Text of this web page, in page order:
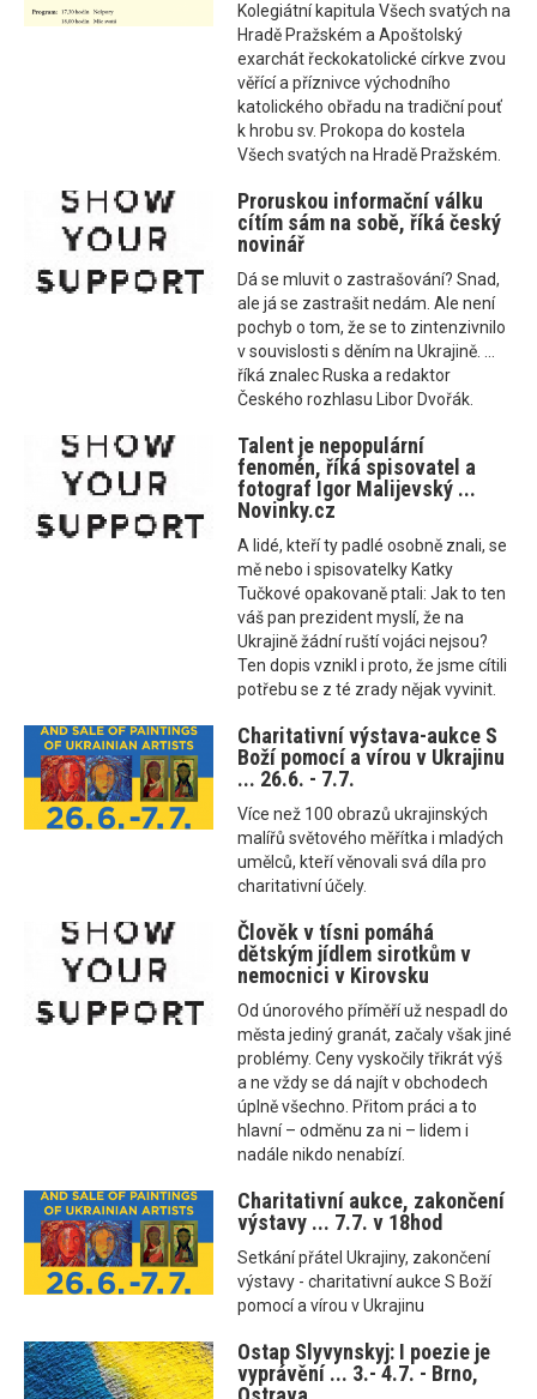
Kolegiátní kapitula Všech svatých na
Hradě Pražském a Apoštolský
exarchát řeckokatolické církve zvou
věřící a příznivce východního
katolického obřadu na tradiční pouť
k hrobu sv. Prokopa do kostela
Všech svatých na Hradě Pražském.
Proruskou informační válku
cítím sám na sobě, říká český
novinář
Dá se mluvit o zastrašování? Snad,
ale já se zastrašit nedám. Ale není
pochyb o tom, že se to zintenzivnilo
v souvislosti s děním na Ukrajině. ...
říká znalec Ruska a redaktor
Českého rozhlasu Libor Dvořák.
Talent je nepopulární
fenomén, říká spisovatel a
fotograf Igor Malijevský ...
Novinky.cz
A lidé, kteří ty padlé osobně znali, se
mě nebo i spisovatelky Katky
Tučkové opakovaně ptali: Jak to ten
váš pan prezident myslí, že na
Ukrajině žádní ruští vojáci nejsou?
Ten dopis vznikl i proto, že jsme cítili
potřebu se z té zrady nějak vyvinit.
Charitativní výstava-aukce S
Boží pomocí a vírou v Ukrajinu
... 26.6. - 7.7.
Více než 100 obrazů ukrajinských
malířů světového měřítka i mladých
umělců, kteří věnovali svá díla pro
charitativní účely.
Člověk v tísni pomáhá
dětským jídlem sirotkům v
nemocnici v Kirovsku
Od únorového příměří už nespadl do
města jediný granát, začaly však jiné
problémy. Ceny vyskočily třikrát výš
a ne vždy se dá najít v obchodech
úplně všechno. Přitom práci a to
hlavní – odměnu za ni – lidem i
nadále nikdo nenabízí.
Charitativní aukce, zakončení
výstavy ... 7.7. v 18hod
Setkání přátel Ukrajiny, zakončení
výstavy - charitativní aukce S Boží
pomocí a vírou v Ukrajinu
Ostap Slyvynskyj: I poezie je
vyprávění ... 3.- 4.7. - Brno,